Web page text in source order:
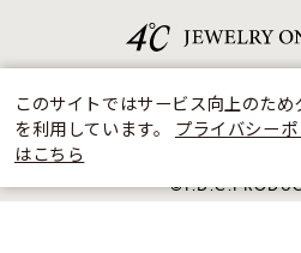
このサイトではサービス向上のため
を利用しています。 プライバシー
はこちら